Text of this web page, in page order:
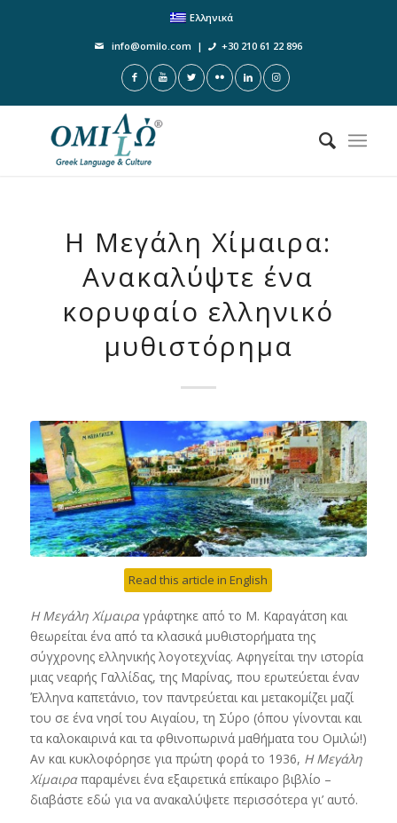
Ελληνικά
info@omilo.com | +30 210 61 22 896
Η Μεγάλη Χίμαιρα:
Ανακαλύψτε ένα
κορυφαίο ελληνικό
μυθιστόρημα
Read this article in English
Η Μεγάλη Χίμαιραγράφτηκε από το Μ. Καραγάτση και
θεωρείται ένα από τα κλασικά μυθιστορήματα της
σύγχρονης ελληνικής λογοτεχνίας. Αφηγείται την ιστορία
μιας νεαρής Γαλλίδας, της Μαρίνας, που ερωτεύεται έναν
Έλληνα καπετάνιο, τον παντρεύεται και μετακομίζει μαζί
του σε ένα νησί του Αιγαίου, τη Σύρο (όπου γίνονται και
τα καλοκαιρινά και τα φθινοπωρινά μαθήματα του Ομιλώ!)
Αν και κυκλοφόρησε για πρώτη φορά το 1936, Η Μεγάλη
Χίμαιραπαραμένει ένα εξαιρετικά επίκαιρο βιβλίο –
διαβάστε εδώ για να ανακαλύψετε περισσότερα γι’ αυτό.